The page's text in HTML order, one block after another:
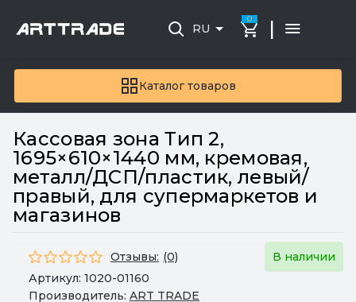
Каталог товаров
RU
0 |
Кассовая зона Тип 2,
1695×610×1440 мм, кремовая,
металл/ДСП/пластик, левый/
правый, для супермаркетов и
магазинов
Отзывы: (0)
В наличии
Артикул: 1020-01160
Производитель: ART TRADE